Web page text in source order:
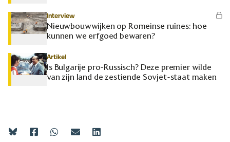
Interview
Nieuwbouwwijken op Romeinse ruïnes: hoe
kunnen we erfgoed bewaren?
Artikel
Is Bulgarije pro-Russisch? Deze premier wilde
van zijn land de zestiende Sovjet-staat maken